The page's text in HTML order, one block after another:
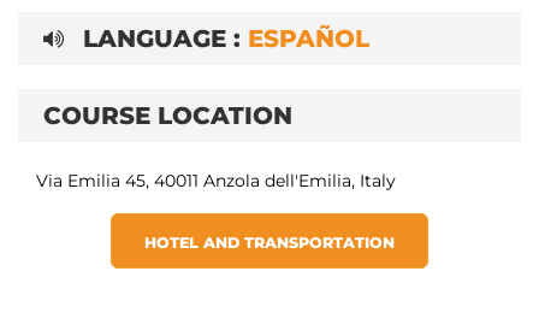
LANGUAGE : ESPAÑOL
COURSE LOCATION
Via Emilia 45, 40011 Anzola dell'Emilia, Italy
HOTEL AND TRANSPORTATION